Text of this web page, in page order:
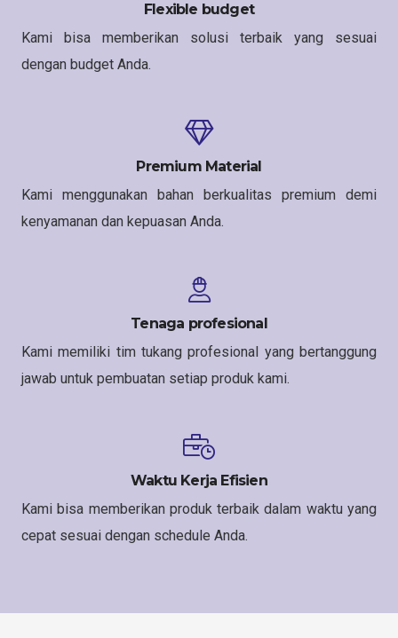
Flexible budget
Kami bisa memberikan solusi terbaik yang sesuai
dengan budget Anda.
Premium Material
Kami menggunakan bahan berkualitas premium demi
kenyamanan dan kepuasan Anda.
Tenaga profesional
Kami memiliki tim tukang profesional yang bertanggung
jawab untuk pembuatan setiap produk kami.
Waktu Kerja Efisien
Kami bisa memberikan produk terbaik dalam waktu yang
cepat sesuai dengan schedule Anda.